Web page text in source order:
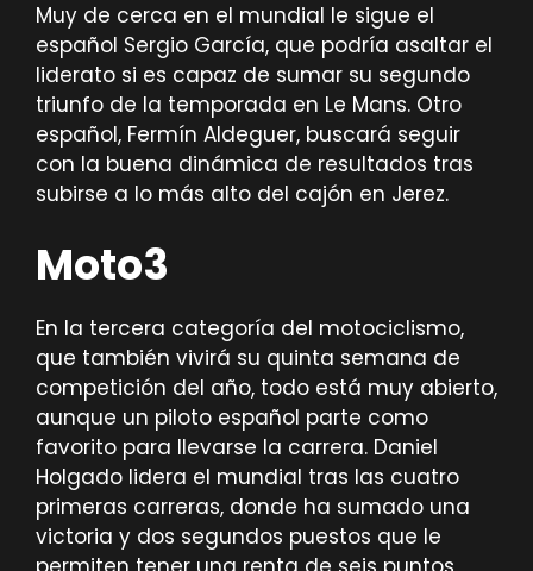
Muy de cerca en el mundial le sigue el
español Sergio García, que podría asaltar el
liderato si es capaz de sumar su segundo
triunfo de la temporada en Le Mans. Otro
español, Fermín Aldeguer, buscará seguir
con la buena dinámica de resultados tras
subirse a lo más alto del cajón en Jerez.
Moto3
En la tercera categoría del motociclismo,
que también vivirá su quinta semana de
competición del año, todo está muy abierto,
aunque un piloto español parte como
favorito para llevarse la carrera. Daniel
Holgado lidera el mundial tras las cuatro
primeras carreras, donde ha sumado una
victoria y dos segundos puestos que le